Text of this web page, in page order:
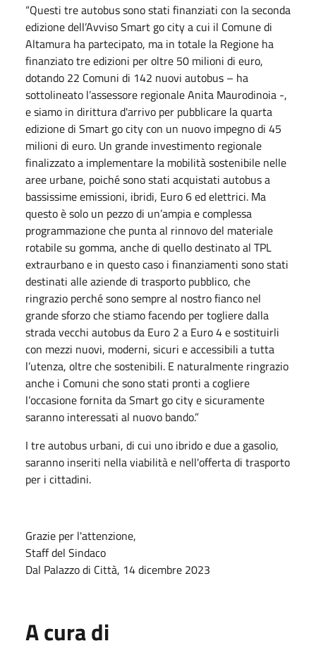
“Questi tre autobus sono stati finanziati con la seconda
edizione dell’Avviso Smart go city a cui il Comune di
Altamura ha partecipato, ma in totale la Regione ha
finanziato tre edizioni per oltre 50 milioni di euro,
dotando 22 Comuni di 142 nuovi autobus – ha
sottolineato l’assessore regionale Anita Maurodinoia -,
e siamo in dirittura d'arrivo per pubblicare la quarta
edizione di Smart go city con un nuovo impegno di 45
milioni di euro. Un grande investimento regionale
finalizzato a implementare la mobilità sostenibile nelle
aree urbane, poiché sono stati acquistati autobus a
bassissime emissioni, ibridi, Euro 6 ed elettrici. Ma
questo è solo un pezzo di un’ampia e complessa
programmazione che punta al rinnovo del materiale
rotabile su gomma, anche di quello destinato al TPL
extraurbano e in questo caso i finanziamenti sono stati
destinati alle aziende di trasporto pubblico, che
ringrazio perché sono sempre al nostro fianco nel
grande sforzo che stiamo facendo per togliere dalla
strada vecchi autobus da Euro 2 a Euro 4 e sostituirli
con mezzi nuovi, moderni, sicuri e accessibili a tutta
l’utenza, oltre che sostenibili. E naturalmente ringrazio
anche i Comuni che sono stati pronti a cogliere
l’occasione fornita da Smart go city e sicuramente
saranno interessati al nuovo bando.”
I tre autobus urbani, di cui uno ibrido e due a gasolio,
saranno inseriti nella viabilità e nell'offerta di trasporto
per i cittadini.
Grazie per l'attenzione,
Staff del Sindaco
Dal Palazzo di Città, 14 dicembre 2023
A cura di